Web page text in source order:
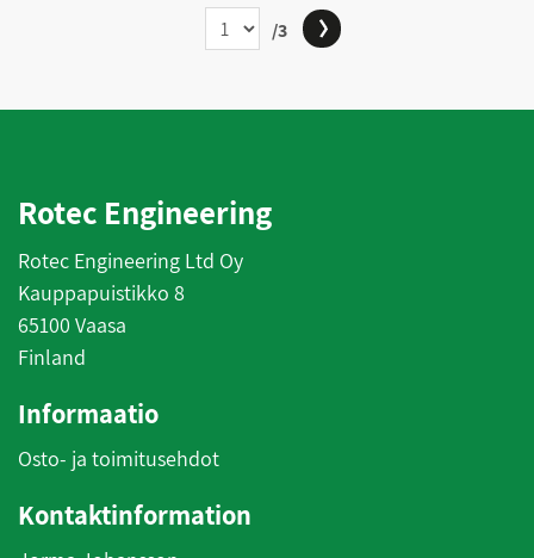
/3
Rotec Engineering
Rotec Engineering Ltd Oy
Kauppapuistikko 8
65100 Vaasa
Finland
Informaatio
Osto- ja toimitusehdot
Kontaktinformation